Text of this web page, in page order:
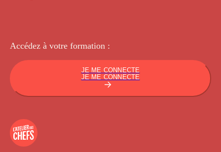
Accédez à votre formation :
JE ME CONNECTE
JE ME CONNECTE